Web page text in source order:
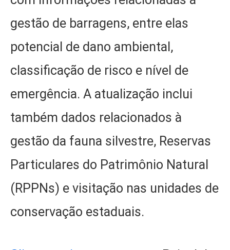
gestão de barragens, entre elas
potencial de dano ambiental,
classificação de risco e nível de
emergência. A atualização inclui
também dados relacionados à
gestão da fauna silvestre, Reservas
Particulares do Patrimônio Natural
(RPPNs) e visitação nas unidades de
conservação estaduais.